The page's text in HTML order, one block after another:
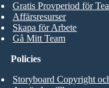
Gratis Provperiod för
Affärsresurser
Skapa för Arbete
Gå Mitt Team
Policies
Storyboard Copyright